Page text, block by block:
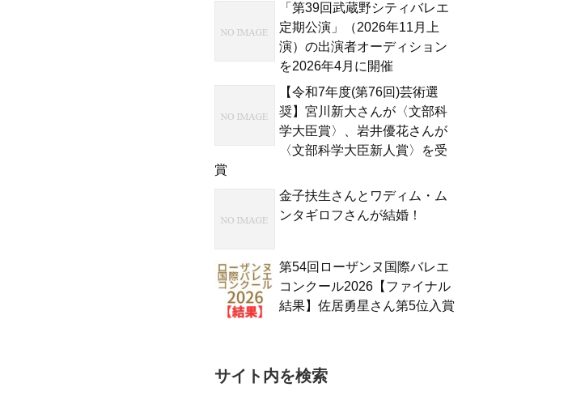
「第39回武蔵野シティバレエ
定期公演」（2026年11月上
演）の出演者オーディション
を2026年4月に開催
【令和7年度(第76回)芸術選
奨】宮川新大さんが〈文部科
学大臣賞〉、岩井優花さんが
〈文部科学大臣新人賞〉を受
賞
金子扶生さんとワディム・ム
ンタギロフさんが結婚！
第54回ローザンヌ国際バレエ
コンクール2026【ファイナル
結果】佐居勇星さん第5位入賞
サイト内を検索